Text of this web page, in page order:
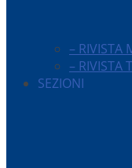
– RIVISTA
– RIVISTA
SEZIONI